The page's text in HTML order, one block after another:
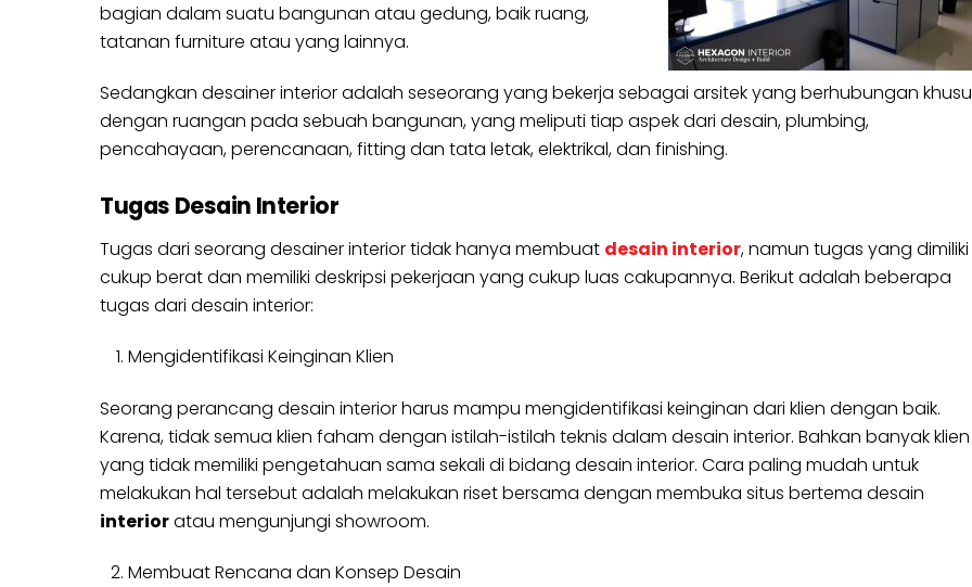
bagian dalam suatu bangunan atau gedung, baik ruang,
tatanan furniture atau yang lainnya.
Sedangkan desainer interior adalah seseorang yang bekerja sebagai arsitek yang berhubungan
dengan ruangan pada sebuah bangunan, yang meliputi tiap aspek dari desain, plumbing,
pencahayaan, perencanaan, fitting dan tata letak, elektrikal, dan finishing.
Tugas Desain Interior
Tugas dari seorang desainer interior tidak hanya membuat desain interior, namun tugas yang dimiliki
cukup berat dan memiliki deskripsi pekerjaan yang cukup luas cakupannya. Berikut adalah beberapa
tugas dari desain interior:
Mengidentifikasi Keinginan Klien
Seorang perancang desain interior harus mampu mengidentifikasi keinginan dari klien dengan baik.
Karena, tidak semua klien faham dengan istilah-istilah teknis dalam desain interior. Bahkan banyak klien
yang tidak memiliki pengetahuan sama sekali di bidang desain interior. Cara paling mudah untuk
melakukan hal tersebut adalah melakukan riset bersama dengan membuka situs bertema desain
interioratau mengunjungi showroom.
Membuat Rencana dan Konsep Desain